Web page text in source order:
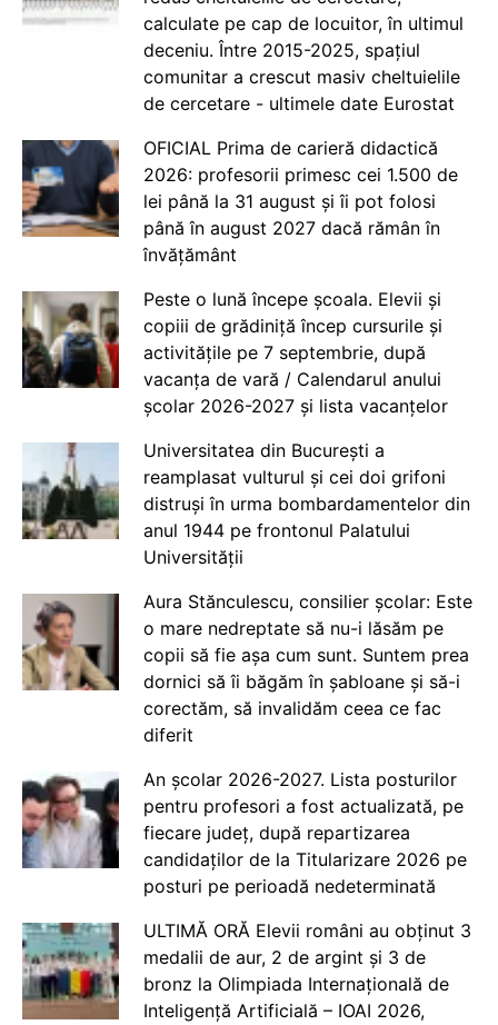
calculate pe cap de locuitor, în ultimul
deceniu. Între 2015-2025, spațiul
comunitar a crescut masiv cheltuielile
de cercetare - ultimele date Eurostat
OFICIAL Prima de carieră didactică
2026: profesorii primesc cei 1.500 de
lei până la 31 august și îi pot folosi
până în august 2027 dacă rămân în
învățământ
Peste o lună începe școala. Elevii și
copiii de grădiniță încep cursurile și
activitățile pe 7 septembrie, după
vacanța de vară / Calendarul anului
școlar 2026-2027 și lista vacanțelor
Universitatea din București a
reamplasat vulturul și cei doi grifoni
distruși în urma bombardamentelor din
anul 1944 pe frontonul Palatului
Universității
Aura Stănculescu, consilier școlar: Este
o mare nedreptate să nu-i lăsăm pe
copii să fie așa cum sunt. Suntem prea
dornici să îi băgăm în șabloane și să-i
corectăm, să invalidăm ceea ce fac
diferit
An școlar 2026-2027. Lista posturilor
pentru profesori a fost actualizată, pe
fiecare județ, după repartizarea
candidaților de la Titularizare 2026 pe
posturi pe perioadă nedeterminată
ULTIMĂ ORĂ Elevii români au obținut 3
medalii de aur, 2 de argint și 3 de
bronz la Olimpiada Internațională de
Inteligență Artificială – IOAI 2026,